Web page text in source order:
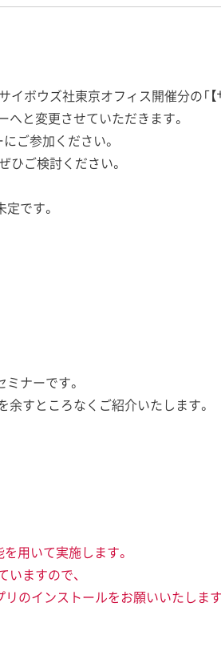
ボウズ社東京オフィス開催分の「
と変更させていただきます。
ご参加ください。
ひご検討ください。
です。
ナーです。
すところなくご紹介いたします。
用いて実施します。
ますので、
のインストールをお願いいたします